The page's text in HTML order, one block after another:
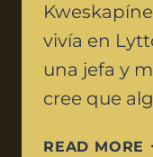
vivía en
una jefa y
cree que
READ MORE